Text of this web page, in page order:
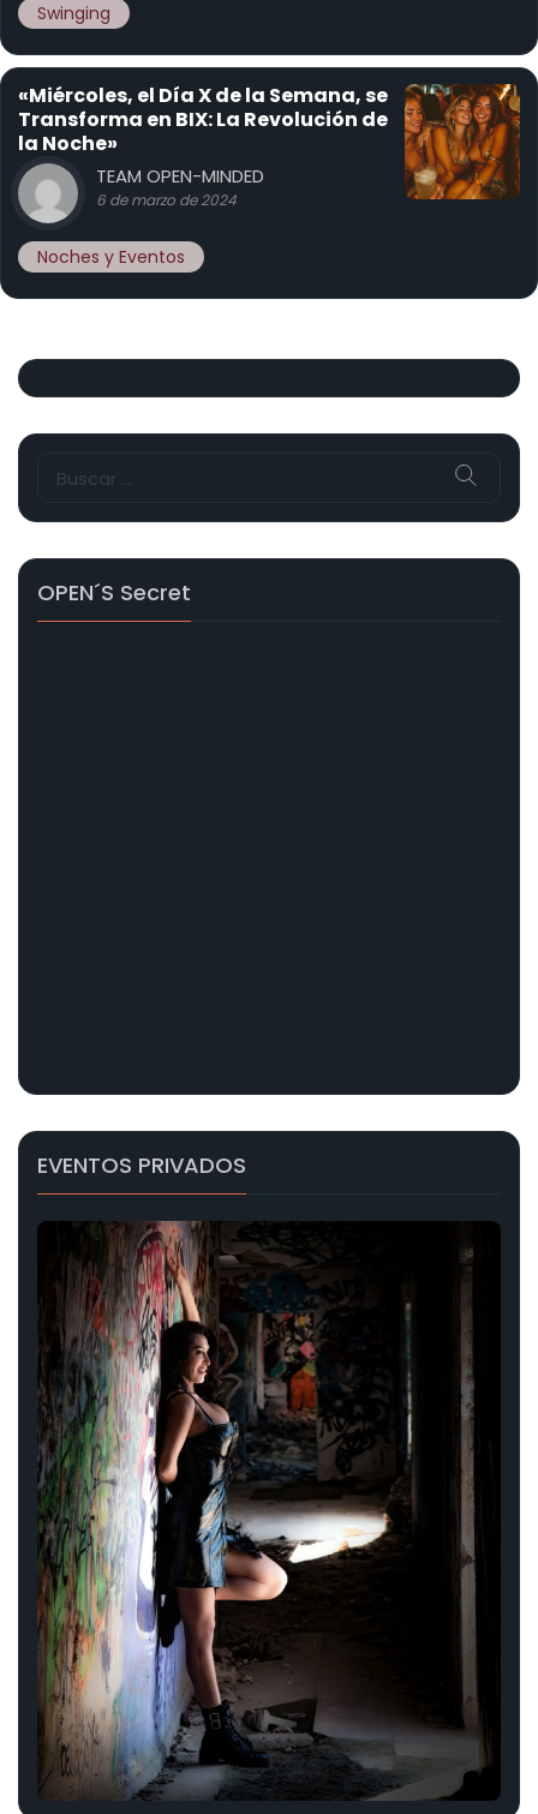
Swinging
«Miércoles, el Día X de la Semana, se
Transforma en BIX: La Revolución de
la Noche»
TEAM OPEN-MINDED
6 de marzo de 2024
Noches y Eventos
OPEN´s Secret
EVENTOS PRIVADOS